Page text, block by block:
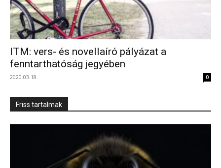
ITM: vers- és novellaíró pályázat a
fenntarthatóság jegyében
2020.03.18. 0
Friss tartalmak